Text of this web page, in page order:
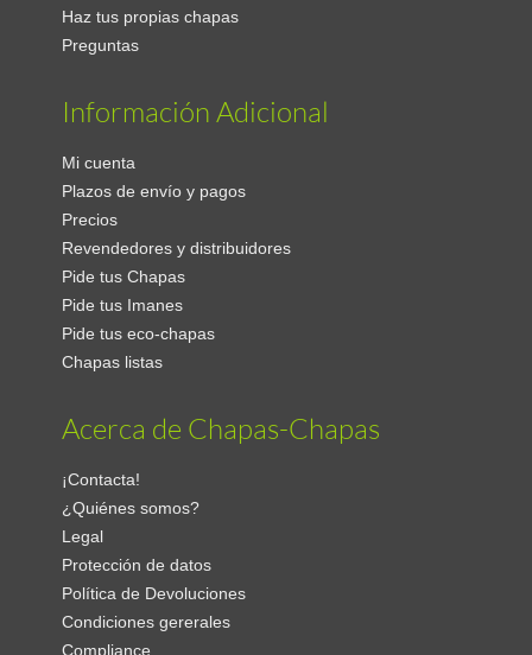
Haz tus propias chapas
Preguntas
Información Adicional
Mi cuenta
Plazos de envío y pagos
Precios
Revendedores y distribuidores
Pide tus Chapas
Pide tus Imanes
Pide tus eco-chapas
Chapas listas
Acerca de Chapas-Chapas
¡Contacta!
¿Quiénes somos?
Legal
Protección de datos
Política de Devoluciones
Condiciones gererales
Compliance